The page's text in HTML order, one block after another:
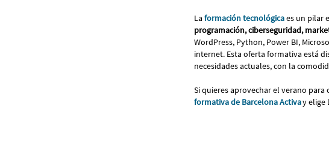
La formación tecnológicaes un pilar
programación, ciberseguridad,
WordPress, Python, Power BI,
internet. Esta oferta formativa está
necesidades actuales, con la
Si quieres aprovechar el verano
formativa de Barcelona Activay elige